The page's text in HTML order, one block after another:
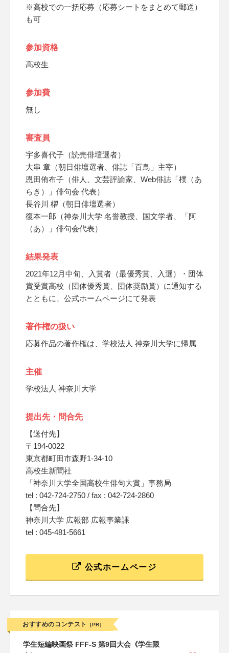
※高校での一括応募（応募シートをまとめて郵送）
も可
参加資格
高校生
参加費
無し
審査員
宇多喜代子（読売俳壇選者）
大串 章（朝日俳壇選者、俳誌「百鳥」主宰）
恩田侑布子（俳人、文芸評論家、Web俳誌「樸（あ
らき）」俳句会 代表）
長谷川 櫂（朝日俳壇選者）
復本一郎（神奈川大学 名誉教授、国文学者、「阿
（あ）」俳句会代表）
結果発表
2021年12月中旬、入賞者（最優秀賞、入選）・団体
賞受賞高校（団体優秀賞、団体奨励賞）に通知する
とともに、公式ホームページにて発表
著作権の扱い
応募作品の著作権は、学校法人 神奈川大学に帰属
主催
学校法人 神奈川大学
提出先・問合先
【送付先】
〒194-0022
東京都町田市森野1-34-10
高校生新聞社
「神奈川大学全国高校生俳句大賞」事務局
tel : 042-724-2750 / fax : 042-724-2860
【問合先】
神奈川大学 広報部 広報事業課
tel : 045-481-5661
公式ホームページ
おすすめのコンテスト [PR]
学生短編映画祭 FFF-S 第9回大会《学生限